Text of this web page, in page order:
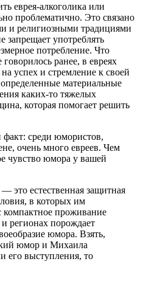
еврея-алкоголика или
проблематично. Это связано
и религиозными традициями
запрещает употреблять
потребление. Что
ранее, в евреях
успех и стремление к своей
материальные
каких-то тяжелых
которая помогает решить
среди юмористов,
очень много евреев. Чем
чувство юмора у вашей
естественная защитная
в которых им
проживание
регионах порождает
юмора. Взять,
юмор и Михаила
его выступления, то